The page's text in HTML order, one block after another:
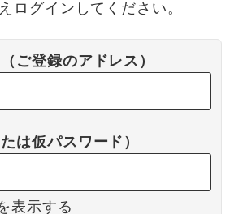
ログインしてください。
ご登録のアドレス）
は仮パスワード）
表示する